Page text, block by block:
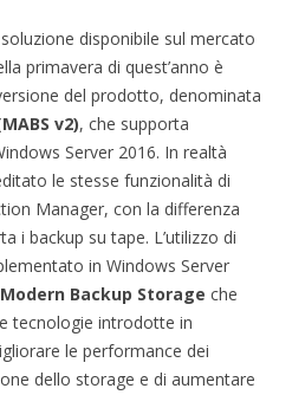
disponibile sul mercato
primavera di quest’anno è
del prodotto, denominata
v2), che supporta
Server 2016. In realtà
le stesse funzionalità di
Manager, con la differenza
i backup su tape. L’utilizzo di
in Windows Server
Modern Backup Storage che
tecnologie introdotte in
le performance dei
dello storage e di aumentare